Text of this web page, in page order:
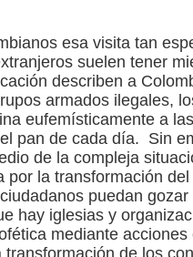
esa visita tan
suelen tener
describen a
armados ilegales,
eufemísticamente a
pan de cada día. Sin
de la compleja
por la transformación
puedan
hay iglesias y
mediante
de los